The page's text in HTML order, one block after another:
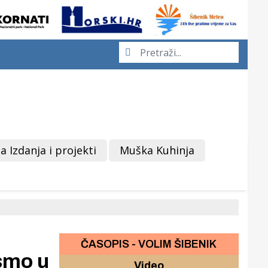
Izdanja i projekti Muška Kuhinja
u
ČASOPIS - VOLIM ŠIBENIK
Video